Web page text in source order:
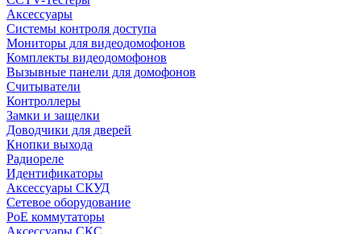
Аксессуары
Системы контроля доступа
Мониторы для видеодомофонов
Комплекты видеодомофонов
Вызывные панели для домофонов
Считыватели
Контроллеры
Замки и защелки
Доводчики для дверей
Кнопки выхода
Радиореле
Идентификаторы
Аксессуары СКУД
Сетевое оборудование
PoE коммутаторы
Аксессуары СКС